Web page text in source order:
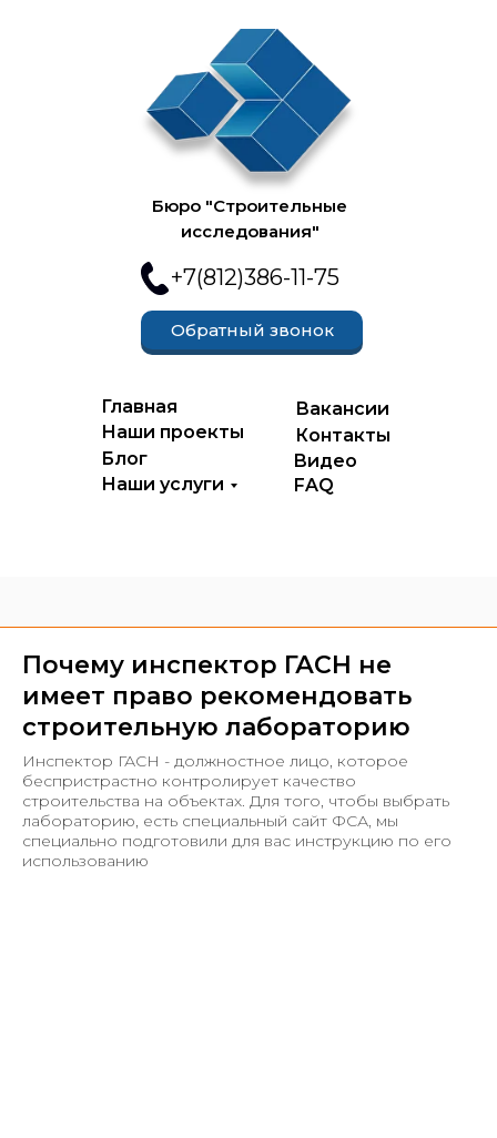
Наши услуги
Наши проекты
Контакты
Блог
Бюро "Строительные
исследования"
Обратный звонок
Главная
Видео
FAQ
Вакансии
+7(812)386-11-75
Почему инспектор ГАСН не
имеет право рекомендовать
строительную лабораторию
Инспектор ГАСН - должностное лицо, которое
беспристрастно контролирует качество
строительства на объектах. Для того, чтобы выбрать
лабораторию, есть специальный сайт ФСА, мы
специально подготовили для вас инструкцию по его
использованию